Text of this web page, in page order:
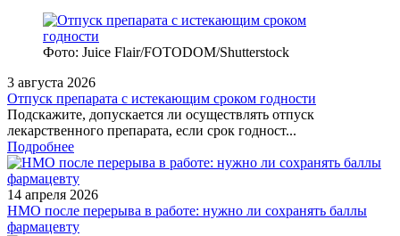
Фото: Juice Flair/FOTODOM/Shutterstoсk
3 августа 2026
Отпуск препарата с истекающим сроком годности
Подскажите, допускается ли осуществлять отпуск
лекарственного препарата, если срок годност...
Подробнее
14 апреля 2026
НМО после перерыва в работе: нужно ли сохранять баллы
фармацевту